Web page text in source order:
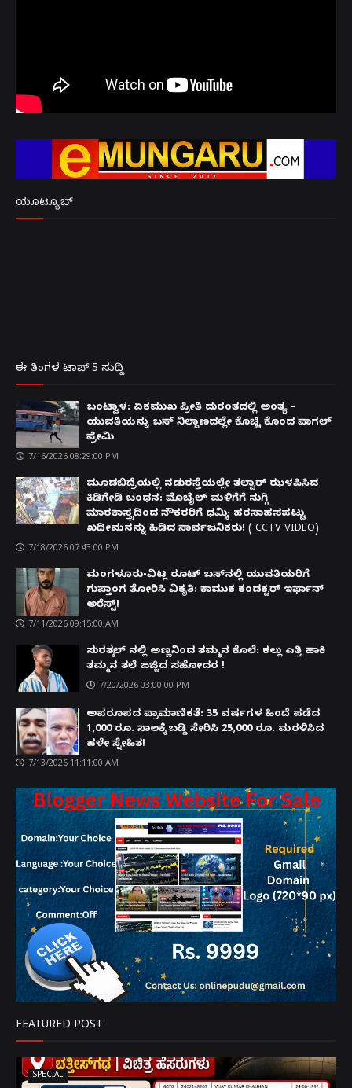
ಯೂಟ್ಯೂಬ್
ಈ ತಿಂಗಳ ಟಾಪ್ 5 ಸುದ್ದಿ
ಬಂಟ್ವಾಳ: ಏಕಮುಖ ಪ್ರೀತಿ ದುರಂತದಲ್ಲಿ ಅಂತ್ಯ –
ಯುವತಿಯನ್ನು ಬಸ್ ನಿಲ್ದಾಣದಲ್ಲೇ ಕೊಚ್ಚಿ ಕೊಂದ ಪಾಗಲ್
ಪ್ರೇಮಿ
7/16/2026 08:29:00 PM
ಮೂಡಬಿದ್ರೆಯಲ್ಲಿ ನಡುರಸ್ತೆಯಲ್ಲೇ ತಲ್ವಾರ್ ಝಳಪಿಸಿದ
ಕಿಡಿಗೇಡಿ ಬಂಧನ: ಮೊಬೈಲ್ ಮಳಿಗೆಗೆ ನುಗ್ಗಿ
ಮಾರಕಾಸ್ತ್ರದಿಂದ ನೌಕರರಿಗೆ ಧಮ್ಕಿ; ಹರಸಾಹಸಪಟ್ಟು
ಖದೀಮನನ್ನು ಹಿಡಿದ ಸಾರ್ವಜನಿಕರು! ( CCTV VIDEO)
7/18/2026 07:43:00 PM
ಮಂಗಳೂರು-ವಿಟ್ಲ ರೂಟ್ ಬಸ್‌ನಲ್ಲಿ ಯುವತಿಯರಿಗೆ
ಗುಪ್ತಾಂಗ ತೋರಿಸಿ ವಿಕೃತಿ: ಕಾಮುಕ ಕಂಡಕ್ಟರ್ ಇರ್ಫಾನ್
ಅರೆಸ್ಟ್!
7/11/2026 09:15:00 AM
ಸುರತ್ಕಲ್ ನಲ್ಲಿ ಅಣ್ಣನಿಂದ ತಮ್ಮನ ಕೊಲೆ: ಕಲ್ಲು ಎತ್ತಿ ಹಾಕಿ
ತಮ್ಮನ ತಲೆ ಜಜ್ಜಿದ ಸಹೋದರ !
7/20/2026 03:00:00 PM
ಅಪರೂಪದ ಪ್ರಾಮಾಣಿಕತೆ: 35 ವರ್ಷಗಳ ಹಿಂದೆ ಪಡೆದ
1,000 ರೂ. ಸಾಲಕ್ಕೆ ಬಡ್ಡಿ ಸೇರಿಸಿ 25,000 ರೂ. ಮರಳಿಸಿದ
ಹಳೇ ಸ್ನೇಹಿತ!
7/13/2026 11:11:00 AM
FEATURED POST
SPECIAL